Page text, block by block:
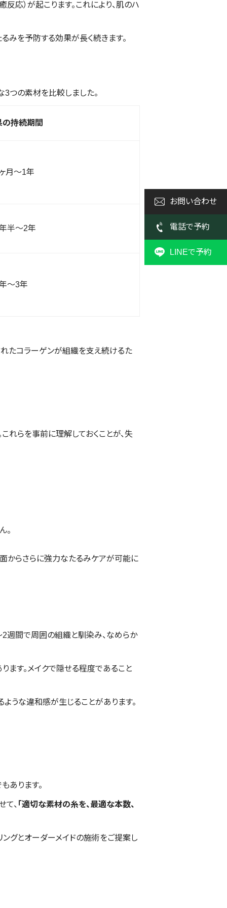
応）が起こります。これにより、肌のハ
みを予防する効果が長く続きます。
3つの素材を比較しました。
の持続期間
月〜1年
半〜2年
〜3年
たコラーゲンが組織を支え続けるた
れらを事前に理解しておくことが、失
。
からさらに強力なたるみケアが可能に
週間で周囲の組織と馴染み、なめらか
ます。メイクで隠せる程度であること
ような違和感が生じることがあります。
あります。
、 「適切な素材の糸を、最適な本数、
グとオーダーメイドの施術をご提案し
お問い合わせ
電話で予約
LINEで予約